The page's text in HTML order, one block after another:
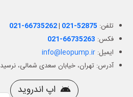
تلفن: 021-66735262| 021-52875
فکس: 021-66735263
ایمیل:info@leopump.ir
آدرس: تهران، خیابان سعدی شمالی، نرسیده
اپ اندروید